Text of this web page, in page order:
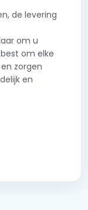
de levering
om u
om elke
zorgen
en